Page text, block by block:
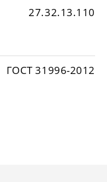
27.32.13.110
ГОСТ 31996-2012